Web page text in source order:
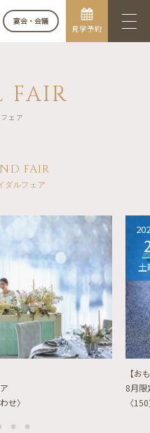
宴会・会議
見学予約
FAIR
ェア
FAIR
ダルフェア
せ〉
土
【お
8月限
〈